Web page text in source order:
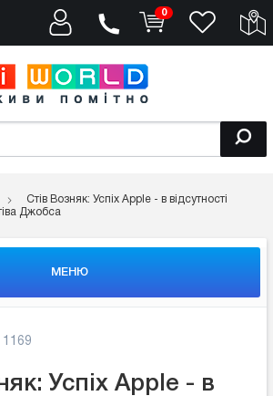
0
Стів Возняк: Успіх Apple - в відсутності
Джобса
МЕНЮ
1169
Успіх Apple - в